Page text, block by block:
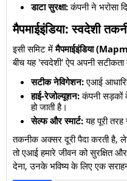
डाटा सुरक्षा:कंपनी ने भरोसा
​मैपमाईइंडिया: स्वदेशी
​इसी समिट मेंमैपमाईइंडिया
बीच यह 'स्वदेशी' ऐप अपनी सटीकता
सटीक नेविगेशन:एआई
हाई-रेजोल्यूशन:कंपनी सड़कों
हो जाती है।
सेल्फ और स्मार्ट:यह पूरी तरह
​तकनीक अक्सर दूरी पैदा करती है,
तो एआई हमारे जीवन को सुरक्षित
देना, उनके भविष्य के लिए एक